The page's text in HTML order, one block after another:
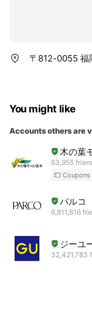
〒812-0055 福
You might like
Accounts others are
木の葉
63,955
Coupons
パルコ
6,811,616
ジーユ
32,421,783